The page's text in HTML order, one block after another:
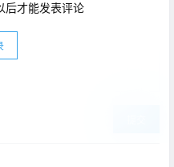
后才能发表评论